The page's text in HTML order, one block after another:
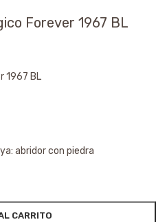
Forever 1967 BL
1967 BL
abridor con piedra
CARRITO